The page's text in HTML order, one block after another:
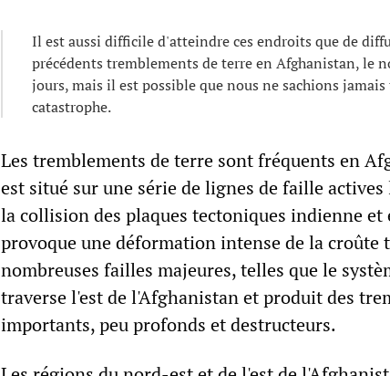
Il est aussi difficile d'atteindre ces endroits que de
précédents tremblements de terre en Afghanistan, le
jours, mais il est possible que nous ne sachions
catastrophe.
Les tremblements de terre sont fréquents en
est situé sur une série de lignes de faille
la collision des plaques tectoniques indienne
provoque une déformation intense de la croûte
nombreuses failles majeures, telles que le
traverse l'est de l'Afghanistan et produit des
importants, peu profonds et destructeurs.